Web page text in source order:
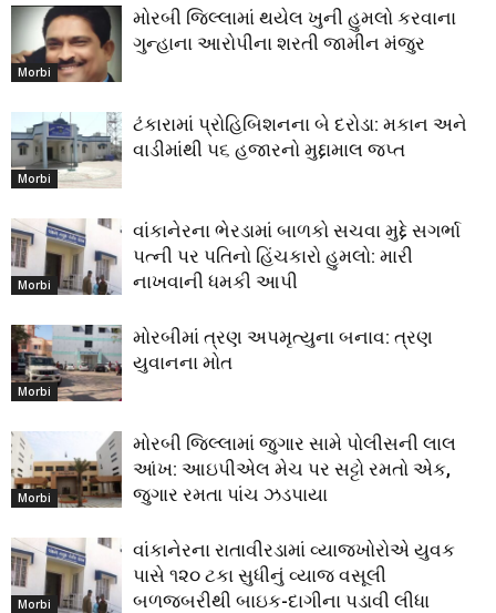
Morbi
મોરબી જિલ્લામાં થયેલ ખુની હુમલો કરવાના
ગુન્હાના આરોપીના શરતી જામીન મંજુર
Morbi
ટંકારામાં પ્રોહિબિશનના બે દરોડા: મકાન અને
વાડીમાંથી ૫૬ હજારનો મુદ્દામાલ જપ્ત
Morbi
વાંકાનેરના ભેરડામાં બાળકો સચવા મુદ્દે સગર્ભા
પત્ની પર પતિનો હિંચકારો હુમલો: મારી
નાખવાની ધમકી આપી
Morbi
મોરબીમાં ત્રણ અપમૃત્યુના બનાવ: ત્રણ
યુવાનના મોત
Morbi
મોરબી જિલ્લામાં જુગાર સામે પોલીસની લાલ
આંખ: આઇપીએલ મેચ પર સટ્ટો રમતો એક,
જુગાર રમતા પાંચ ઝડપાયા
Morbi
વાંકાનેરના રાતાવીરડામાં વ્યાજખોરોએ યુવક
પાસે ૧૨૦ ટકા સુધીનું વ્યાજ વસૂલી
બળજબરીથી બાઇક-દાગીના પડાવી લીધા